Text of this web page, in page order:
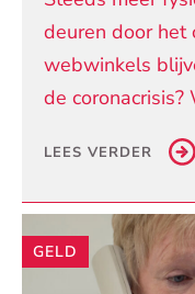
deuren door het
webwinkels
de
LEES VERDER
GELD